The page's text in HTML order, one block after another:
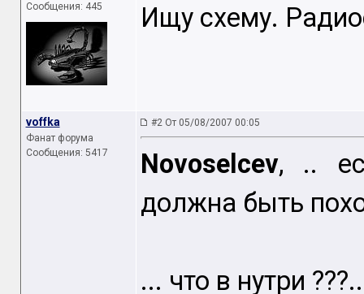
Сообщения: 445
Ищу схему.
voffka
Фанат форума
Сообщения: 5417
#2 От 05/08/2007 00:05
Novoselcev, ..
должна быть
... что в нутри